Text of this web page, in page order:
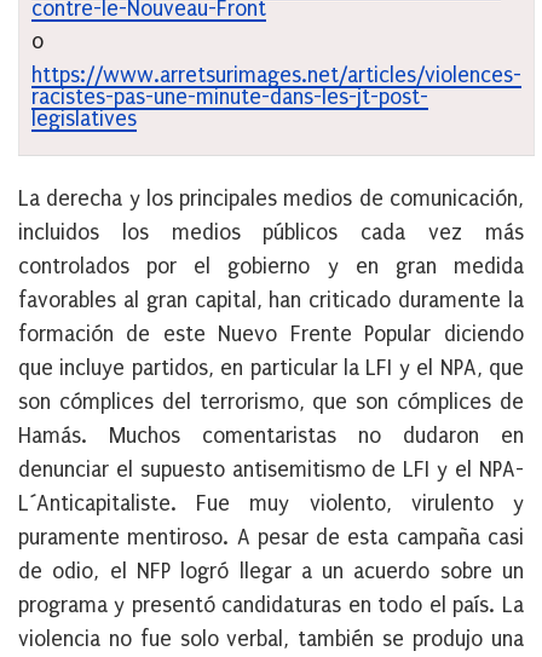
contre-le-Nouveau-Front
o
https://www.arretsurimages.net/articles/violences-
racistes-pas-une-minute-dans-les-jt-post-
legislatives
La derecha y los principales medios de comunicación,
incluidos los medios públicos cada vez más
controlados por el gobierno y en gran medida
favorables al gran capital, han criticado duramente la
formación de este Nuevo Frente Popular diciendo
que incluye partidos, en particular la LFI y el NPA, que
son cómplices del terrorismo, que son cómplices de
Hamás. Muchos comentaristas no dudaron en
denunciar el supuesto antisemitismo de LFI y el NPA-
L´Anticapitaliste. Fue muy violento, virulento y
puramente mentiroso. A pesar de esta campaña casi
de odio, el NFP logró llegar a un acuerdo sobre un
programa y presentó candidaturas en todo el país. La
violencia no fue solo verbal, también se produjo una